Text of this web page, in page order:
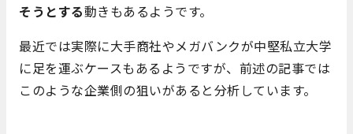
そうとする動きもあるようです。
最近では実際に大手商社やメガバンクが中堅私立大学
に足を運ぶケースもあるようですが、前述の記事では
このような企業側の狙いがあると分析しています。